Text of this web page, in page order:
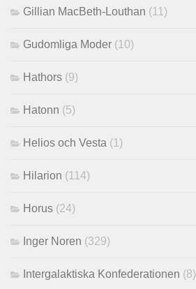
Gillian MacBeth-Louthan (11)
Gudomliga Moder (10)
Hathors (9)
Hatonn (5)
Helios och Vesta (1)
Hilarion (114)
Horus (24)
Inger Noren (329)
Intergalaktiska Konfederationen (8)